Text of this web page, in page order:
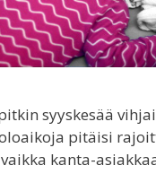
syyskesää
pitäisi
kanta-